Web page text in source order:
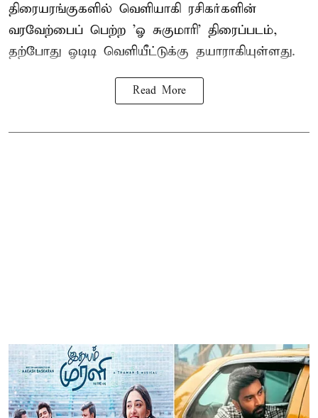
திரையரங்குகளில் வெளியாகி ரசிகர்களின்
வரவேற்பைப் பெற்ற 'ஓ சுகுமாரி' திரைப்படம்,
தற்போது ஓடிடி வெளியீட்டுக்கு தயாராகியுள்ளது.
Read More